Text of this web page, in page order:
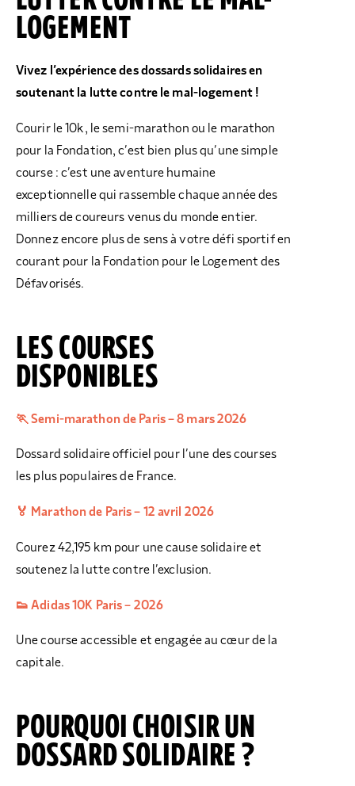
LOGEMENT
Vivez l’expérience des dossards solidaires en
soutenant la lutte contre le mal-logement !
Courir le 10k, le semi-marathon ou le marathon
pour la Fondation, c’est bien plus qu’une simple
course : c’est une aventure humaine
exceptionnelle qui rassemble chaque année des
milliers de coureurs venus du monde entier.
Donnez encore plus de sens à votre défi sportif en
courant pour la Fondation pour le Logement des
Défavorisés.
LES COURSES
DISPONIBLES
🏃 Semi-marathon de Paris – 8 mars 2026
Dossard solidaire officiel pour l’une des courses
les plus populaires de France.
🏅 Marathon de Paris – 12 avril 2026
Courez 42,195 km pour une cause solidaire et
soutenez la lutte contre l’exclusion.
👟 Adidas 10K Paris – 2026
Une course accessible et engagée au cœur de la
capitale.
POURQUOI CHOISIR UN
DOSSARD SOLIDAIRE ?